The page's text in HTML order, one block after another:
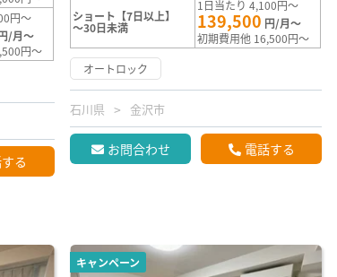
円～
/月～
円～
る
ショート【7日以上】
～30日未満
1日当たり 4,100円～
139,500 円/月～
初期費用他 16,500円～
オートロック
石川県 金沢市
お問合わせ 電話する
キャンペーン